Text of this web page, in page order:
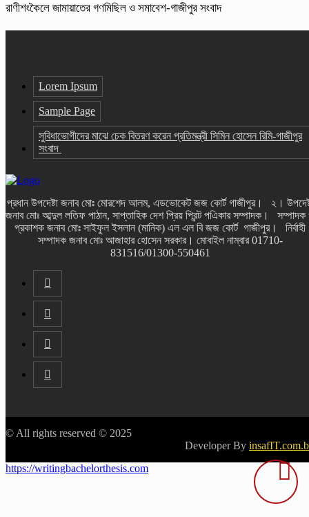
রাণীশংকৈলে জামায়াতের গণমিছিল ও সমাবেশ-গাজীপুর সংবাদ
Lorem Ipsum
Sample Page
সুবিধাভোগীদের মাঝে চেক বিতরণ করেন প্রতিমন্ত্রী সিমিন হোসেন রিমি-গাজীপুর
সংবাদ
প্রধান উপদেষ্টা জনাব মোঃ মোরশেদ আলম, এডভোকেট জজ কোর্ট গাজীপুর। ২।
জনাব মোঃ আব্দুল লতিফ পাঠান, সাপ্তাহিক দেশ প্রিয় প্রিন্ট পএিকার সম্পাদক।
প্রকাশক জনাব মোঃ সাইফুল ইসলান (মানিক) এল এল বি জজ কোর্ট গাজীপুর। নির্বাহী
সম্পাদক জনাব মোঃ আজাহার হোসেন সরকার। মোবাইল নাম্বার 01710-
831516/01300-550461
© All rights reserved © 2025
Developer By
https://writingbachelorthesis.com